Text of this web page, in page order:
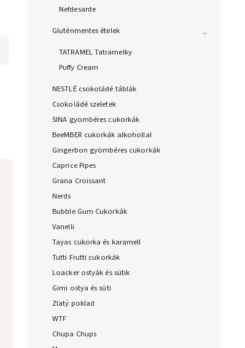
Nefdesante
Gluténmentes ételek
TATRAMEL Tatramelky
Puffy Cream
NESTLÉ csokoládé táblák
Csokoládé szeletek
SINA gyömbéres cukorkák
BeeMBER cukorkák alkohollal
Gingerbon gyömbéres cukorkák
Caprice Pipes
Grana Croissant
Nerds
Bubble Gum Cukorkák
Vanelli
Tayas cukorka és karamell
Tutti Frutti cukorkák
Loacker ostyák és sütik
Gimi ostya és süti
Zlatý poklad
WTF
Chupa Chups